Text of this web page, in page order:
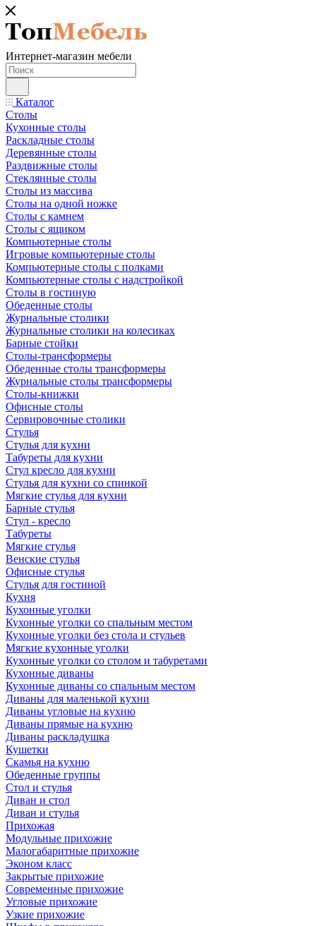
Интернет-магазин мебели
Каталог
Столы
Кухонные столы
Раскладные столы
Деревянные столы
Раздвижные столы
Стеклянные столы
Столы из массива
Столы на одной ножке
Столы с камнем
Столы с ящиком
Компьютерные столы
Игровые компьютерные столы
Компьютерные столы с полками
Компьютерные столы с надстройкой
Столы в гостиную
Обеденные столы
Журнальные столики
Журнальные столики на колесиках
Барные стойки
Столы-трансформеры
Обеденные столы трансформеры
Журнальные столы трансформеры
Столы-книжки
Офисные столы
Сервировочные столики
Стулья
Стулья для кухни
Табуреты для кухни
Стул кресло для кухни
Стулья для кухни со спинкой
Мягкие стулья для кухни
Барные стулья
Стул - кресло
Табуреты
Мягкие стулья
Венские стулья
Офисные стулья
Стулья для гостиной
Кухня
Кухонные уголки
Кухонные уголки со спальным местом
Кухонные уголки без стола и стульев
Мягкие кухонные уголки
Кухонные уголки со столом и табуретами
Кухонные диваны
Кухонные диваны со спальным местом
Диваны для маленькой кухни
Диваны угловые на кухню
Диваны прямые на кухню
Диваны раскладушка
Кушетки
Скамья на кухню
Обеденные группы
Стол и стулья
Диван и стол
Диван и стулья
Прихожая
Модульные прихожие
Малогабаритные прихожие
Эконом класс
Закрытые прихожие
Современные прихожие
Угловые прихожие
Узкие прихожие